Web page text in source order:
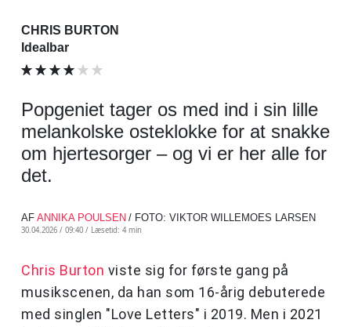
CHRIS BURTON
Idealbar
Popgeniet tager os med ind i sin lille
melankolske osteklokke for at snakke
om hjertesorger – og vi er her alle for
det.
AF ANNIKA POULSEN / FOTO: VIKTOR WILLEMOES LARSEN
30.04.2026 / 09:40 / Læsetid: 4 min
Chris Burton viste sig for første gang på
musikscenen, da han som 16-årig debuterede
med singlen "Love Letters" i 2019. Men i 2021